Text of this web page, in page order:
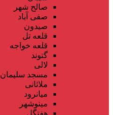
صالح شهر
صفی آباد
صیدون
قلعه تل
قلعه خواجه
گتوند
لالی
مسجد سلیمان
ملاثانی
میانرود
مینوشهر
هفتگل